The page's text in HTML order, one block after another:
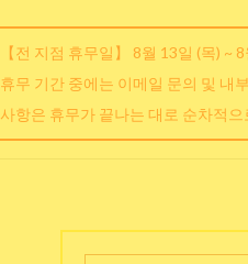
【전 지점 휴무일】 8월 13일 (목) ~
휴무 기간 중에는 이메일 문의 및 내
사항은 휴무가 끝나는 대로 순차적